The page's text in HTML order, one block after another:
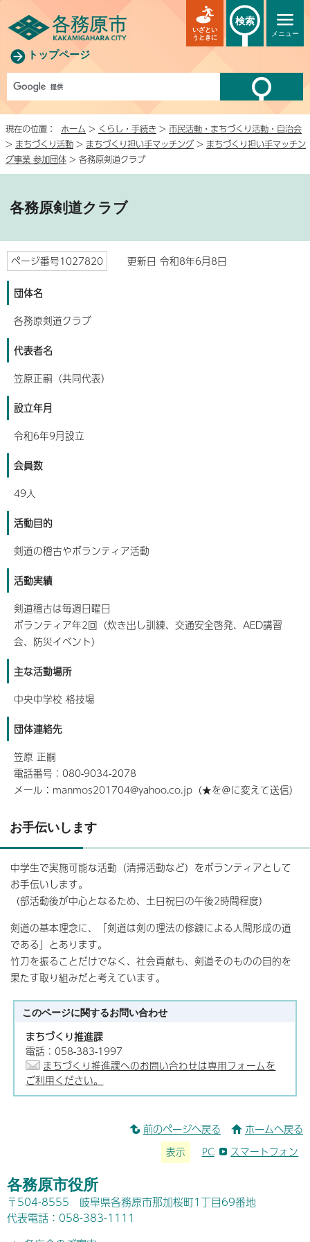
トップページ
メニュー
いざとい
うときに
検索
現在の位置： ホーム > くらし・手続き > 市民活動・まちづくり活動・自治会
> まちづくり活動 > まちづくり担い手マッチング> まちづくり担い手マッチン
グ事業 参加団体 > 各務原剣道クラブ
各務原剣道クラブ
ページ番号1027820 更新日 令和8年6月8日
団体名
各務原剣道クラブ
代表者名
笠原正嗣（共同代表）
設立年月
令和6年9月設立
会員数
49人
活動目的
剣道の稽古やボランティア活動
活動実績
剣道稽古は毎週日曜日
ボランティア年2回（炊き出し訓練、交通安全啓発、AED講習
会、防災イベント）
主な活動場所
中央中学校 格技場
団体連絡先
笠原 正嗣
電話番号：080-9034-2078
メール：manmos201704@yahoo.co.jp（★を＠に変えて送信）
お手伝いします
中学生で実施可能な活動（清掃活動など）をボランティアとして
お手伝いします。
（部活動後が中心となるため、土日祝日の午後2時間程度）
剣道の基本理念に、「剣道は剣の理法の修錬による人間形成の道
である」とあります。
竹刀を振ることだけでなく、社会貢献も、剣道そのものの目的を
果たす取り組みだと考えています。
このページに関するお問い合わせ
まちづくり推進課
電話：058-383-1997
まちづくり推進課へのお問い合わせは専用フォームを
ご利用ください。
前のページへ戻る ホームへ戻る
表示 PC スマートフォン
各務原市役所
〒504-8555 岐阜県各務原市那加桜町1丁目69番地
代表電話：058-383-1111